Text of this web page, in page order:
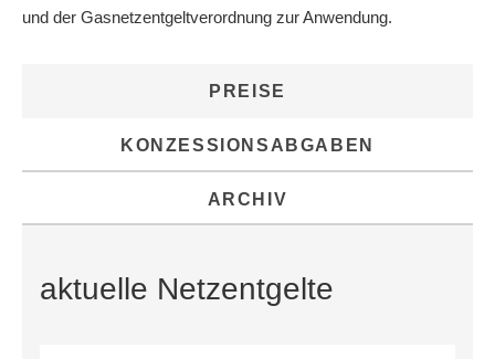
und der Gasnetzentgeltverordnung zur Anwendung.
PREISE
KONZESSIONSABGABEN
ARCHIV
aktuelle Netzentgelte
Animationen ausschalten